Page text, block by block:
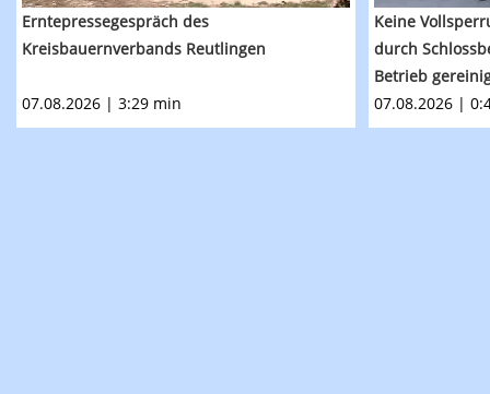
Erntepressegespräch des
Kreisbauernverbands Reutlingen
07.08.2026 | 3:29 min
Keine
durch
Betrieb
07.08.2026 |